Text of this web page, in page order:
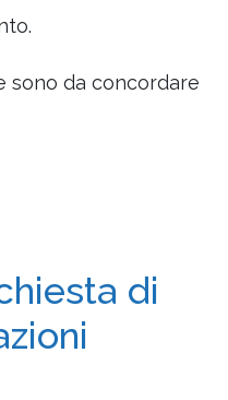
sono da concordare
di